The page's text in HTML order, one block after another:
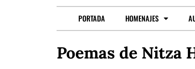
PORTADA HOMENAJES
Poemas de Nitza